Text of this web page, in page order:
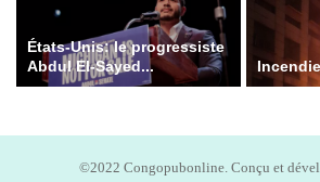
États-Unis: le progressiste
Abdul El-Sayed...
©2022 Congopubonline. Conçu et